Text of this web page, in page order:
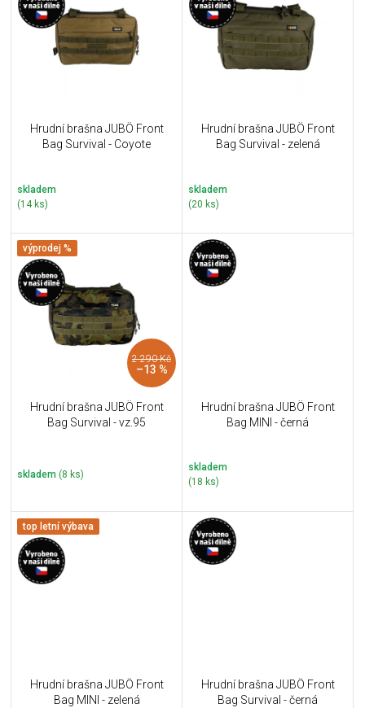
Hrudní brašna JUBÖ Front
Bag Survival - Coyote
skladem
(14 ks)
Hrudní brašna JUBÖ Front
Bag Survival - zelená
skladem
(20 ks)
výprodej %
2 290 Kč
–13 %
Hrudní brašna JUBÖ Front
Bag Survival - vz.95
skladem (8 ks)
Hrudní brašna JUBÖ Front
Bag MINI - černá
skladem
(18 ks)
top letní výbava
Hrudní brašna JUBÖ Front
Bag MINI - zelená
Hrudní brašna JUBÖ Front
Bag Survival - černá